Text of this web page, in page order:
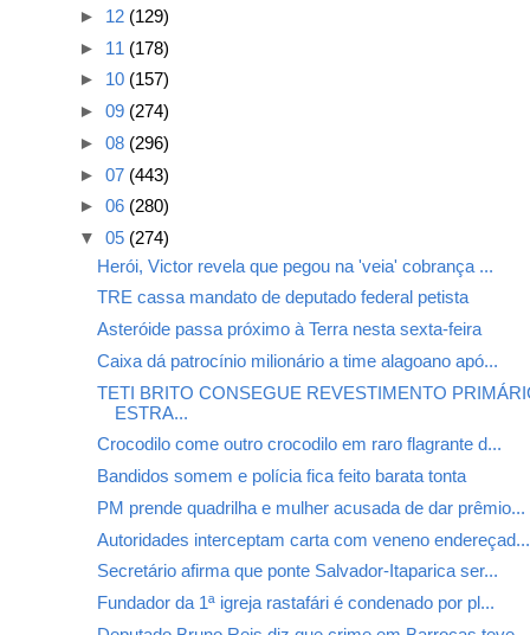
► 12 (129)
► 11 (178)
► 10 (157)
► 09 (274)
► 08 (296)
► 07 (443)
► 06 (280)
▼ 05 (274)
Herói, Victor revela que pegou na 'veia' cobrança ...
TRE cassa mandato de deputado federal petista
Asteróide passa próximo à Terra nesta sexta-feira
Caixa dá patrocínio milionário a time alagoano apó...
TETI BRITO CONSEGUE REVESTIMENTO
ESTRA...
Crocodilo come outro crocodilo em raro flagrante d...
Bandidos somem e polícia fica feito barata tonta
PM prende quadrilha e mulher acusada de dar prêmio...
Autoridades interceptam carta com veneno endereçad...
Secretário afirma que ponte Salvador-Itaparica ser...
Fundador da 1ª igreja rastafári é condenado por pl...